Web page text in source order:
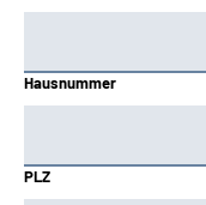
Hausnummer
PLZ